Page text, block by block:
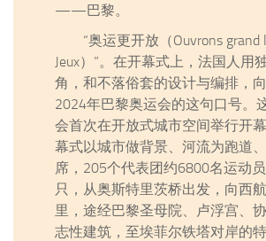
——巴黎。
“奥运更开放（Ouvrons grand
Jeux）”。在开幕式上，法国人用
角，和不落俗套的设计与编排，
2024年巴黎奥运会的这句口号。
会首次在开放式城市空间举行开
幕式以城市做背景、河流为跑道
席，205个代表团约6800名运动
只，从奥斯特里茨桥出发，向西
里，途经巴黎圣母院、卢浮宫、
志性建筑，至埃菲尔铁塔对岸的